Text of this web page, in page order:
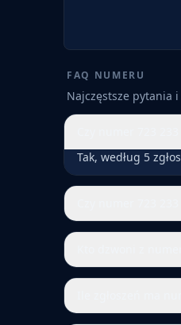
FAQ NUMERU
Najczęstsze pytania
Tak, według 5